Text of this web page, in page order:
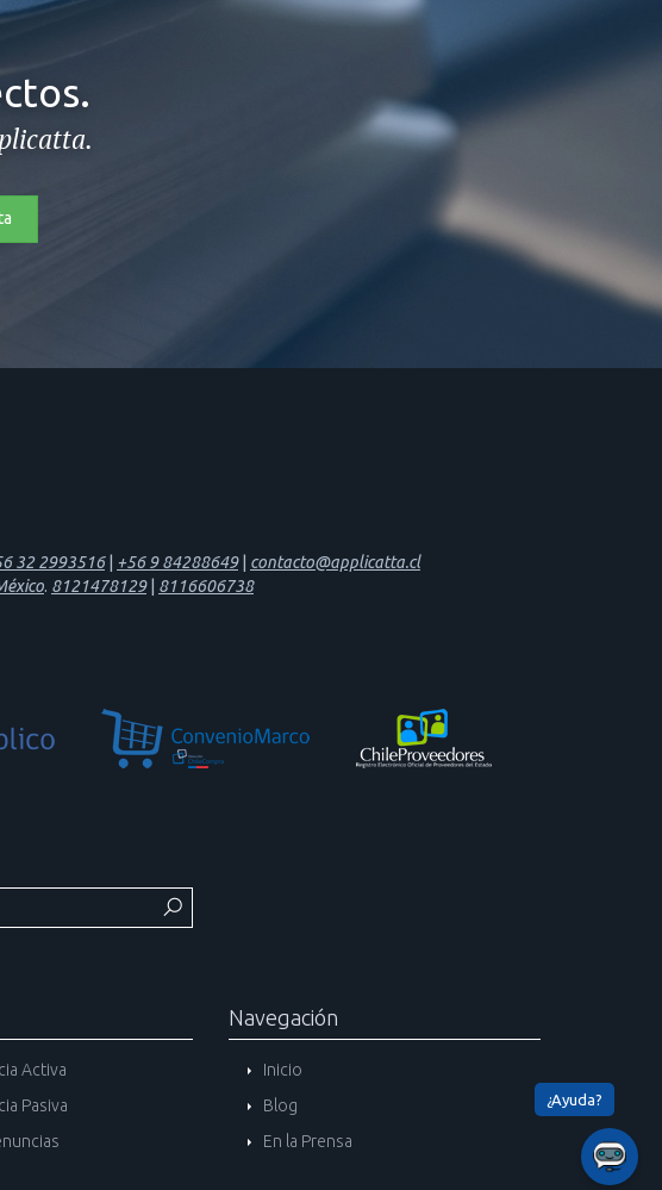
32 2993516| +56 9 84288649| contacto@applicatta.cl
. 8121478129| 8116606738
Activa
Pasiva
Navegación
Inicio
Blog
En la Prensa